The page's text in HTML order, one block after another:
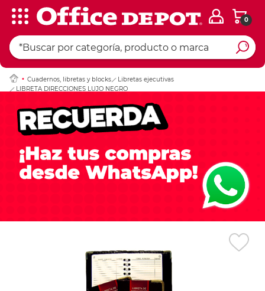
0
Cuadernos, libretas y blocks
Libretas ejecutivas
LIBRETA DIRECCIONES LUJO NEGRO
Ingresar Codigo